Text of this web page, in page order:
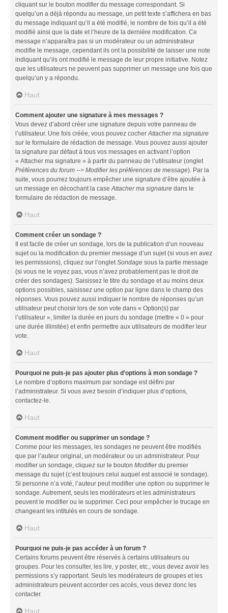
cliquant sur le bouton modifierdu message correspondant. Si
quelqu’un a déjà répondu au message, un petit texte s’affichera en bas
du message indiquant qu’il a été modifié, le nombre de fois qu’il a été
modifié ainsi que la date et l’heure de la dernière modification. Ce
message n’apparaîtra pas si un modérateur ou un administrateur
modifie le message, cependant ils ont la possibilité de laisser une note
indiquant qu’ils ont modifié le message de leur propre initiative. Notez
que les utilisateurs ne peuvent pas supprimer un message une fois que
quelqu’un y a répondu.
Haut
Comment ajouter une signature à mes messages ?
Vous devez d’abord créer une signature depuis votre panneau de
l’utilisateur. Une fois créée, vous pouvez cocherAttacher ma signature
sur le formulaire de rédaction de message. Vous pouvez aussi ajouter
la signature par défaut à tous vos messages en activant l’option
« Attacher ma signature » à partir du panneau de l’utilisateur (onglet
Préférences du forum --> Modifier les préférences de message). Par la
suite, vous pourrez toujours empêcher une signature d’être ajoutée à
un message en décochant la caseAttacher ma signature dans le
formulaire de rédaction de message.
Haut
Comment créer un sondage ?
Il est facile de créer un sondage, lors de la publication d’un nouveau
sujet ou la modification du premier message d’un sujet (si vous en avez
les permissions), cliquez sur l’ongletSondage sous la partie message
(si vous ne le voyez pas, vous n’avez probablement pas le droit de
créer des sondages). Saisissez le titre du sondage et au moins deux
options possibles, saisissez une option par ligne dans le champ des
réponses. Vous pouvez aussi indiquer le nombre de réponses qu’un
utilisateur peut choisir lors de son vote dans « Option(s) par
l’utilisateur », limiter la durée en jours du sondage (mettre « 0 » pour
une durée illimitée) et enfin permettre aux utilisateurs de modifier leur
vote.
Haut
Pourquoi ne puis-je pas ajouter plus d’options à mon sondage ?
Le nombre d’options maximum par sondage est défini par
l’administrateur. Si vous avez besoin d’indiquer plus d’options,
contactez-le.
Haut
Comment modifier ou supprimer un sondage ?
Comme pour les messages, les sondages ne peuvent être modifiés
que par l’auteur original, un modérateur ou un administrateur. Pour
modifier un sondage, cliquez sur le bouton Modifierdu premier
message du sujet (c’est toujours celui auquel est associé le sondage).
Si personne n’a voté, l’auteur peut modifier une option ou supprimer le
sondage. Autrement, seuls les modérateurs et les administrateurs
peuvent le modifier ou le supprimer. Ceci pour empêcher le trucage en
changeant les intitulés en cours de sondage.
Haut
Pourquoi ne puis-je pas accéder à un forum ?
Certains forums peuvent être réservés à certains utilisateurs ou
groupes. Pour les consulter, les lire, y poster, etc., vous devez avoir les
permissions s’y rapportant. Seuls les modérateurs de groupes et les
administrateurs peuvent accorder ces accès, vous devez donc les
contacter.
Haut